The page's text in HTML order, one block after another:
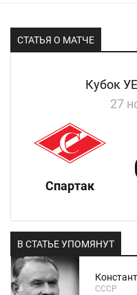
СТАТЬЯ О МАТЧЕ
Кубок
27
Спартак
В СТАТЬЕ УПОМЯНУТ
СССР